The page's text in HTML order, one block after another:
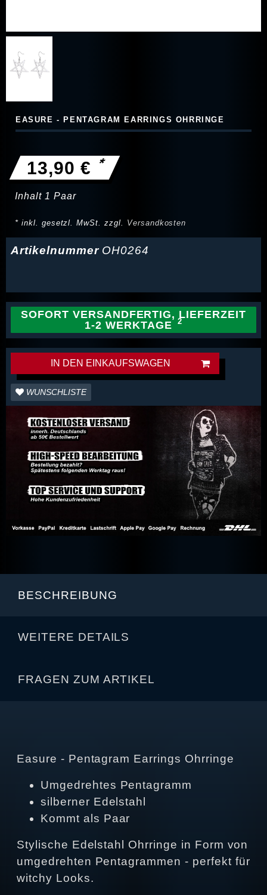
EASURE - PENTAGRAM EARRINGS OHRRINGE
13,90 € *
Inhalt 1 Paar
* inkl. gesetzl. MwSt. zzgl. Versandkosten
Artikelnummer OH0264
SOFORT VERSANDFERTIG, LIEFERZEIT
1-2 WERKTAGE
IN DEN EINKAUFSWAGEN
WUNSCHLISTE
BESCHREIBUNG
WEITERE DETAILS
FRAGEN ZUM ARTIKEL
Easure - Pentagram Earrings Ohrringe
Umgedrehtes Pentagramm
silberner Edelstahl
Kommt als Paar
Stylische Edelstahl Ohrringe in Form von
umgedrehten Pentagrammen - perfekt für
witchy Looks.